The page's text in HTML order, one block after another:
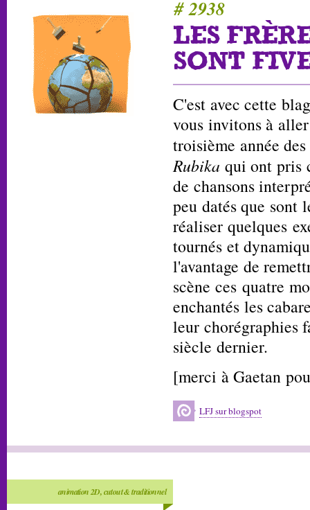
# 2938
LES
SONT
C'est avec cette
vous invitons à
troisième année
Rubika qui ont pris
de chansons
peu datés que sont
réaliser quelques
tournés et
l'avantage de
scène ces quatre
enchantés les
leur chorégraphies
siècle dernier.
[merci à Gaetan
LFJ sur blogspot
animation 2D, cutout & traditionnel